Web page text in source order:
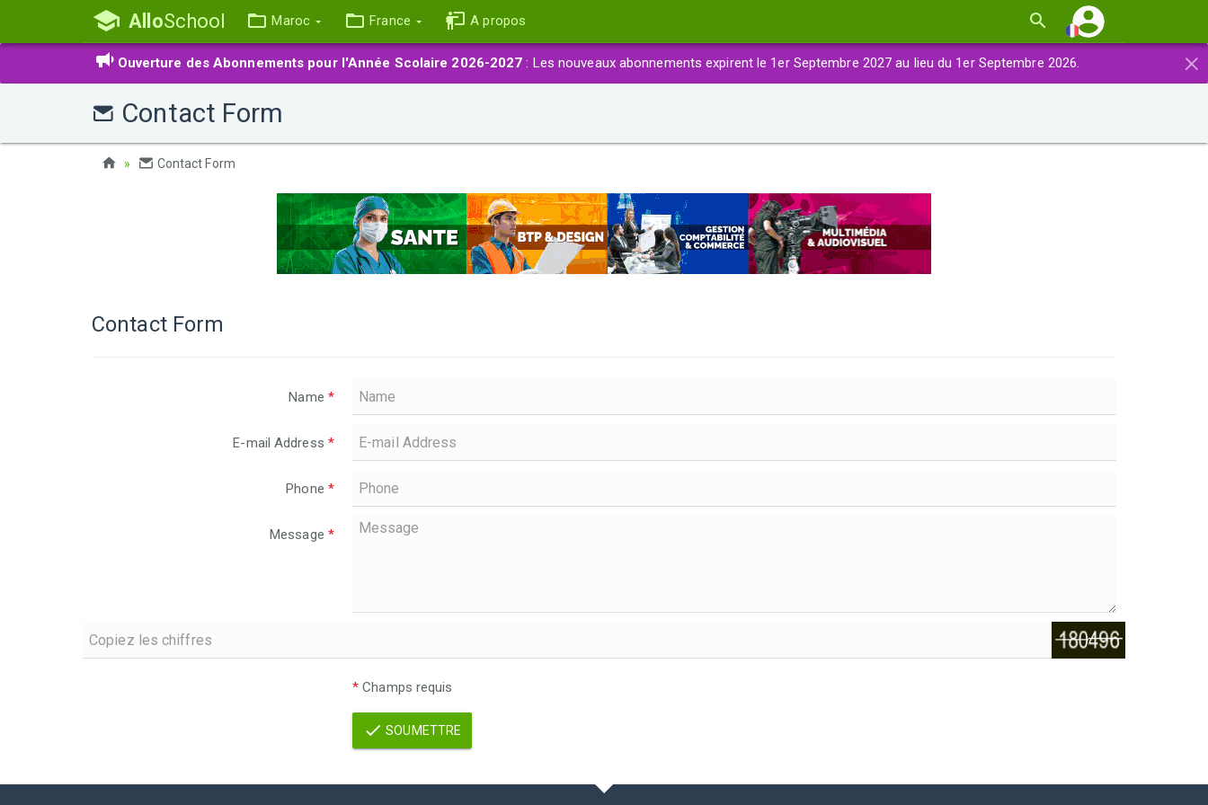
AlloSchool Maroc France A propos
×
Ouverture des Abonnements pour l'Année Scolaire 2026-2027 : Les nouveaux abonnements expirent le 1er Septembre 2027 au lieu du 1er Septembre 2026.
Contact Form
Contact Form
Contact Form
Name *
E-mail Address *
Phone *
Message *
* Champs requis
SOUMETTRE